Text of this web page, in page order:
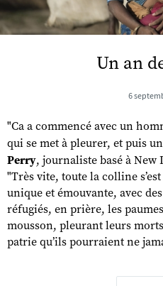
Un an
6
"Ca a commencé avec un
qui se met à pleurer, et puis
Perry, journaliste basé à New
"Très vite, toute la colline
unique et émouvante, avec
réfugiés, en prière, les
mousson, pleurant leurs
patrie qu’ils pourraient ne